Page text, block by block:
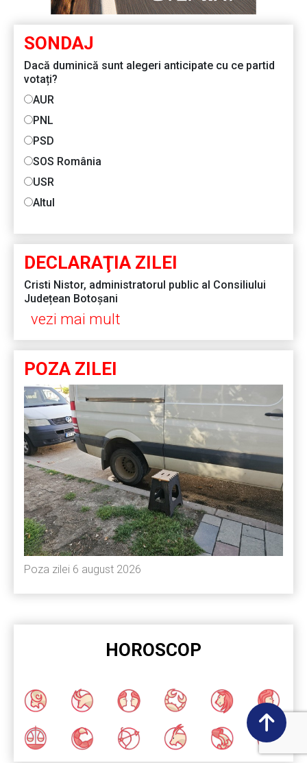
SONDAJ
Dacă duminică sunt alegeri anticipate cu ce partid
votați?
AUR
PNL
PSD
SOS România
USR
Altul
DECLARAŢIA ZILEI
Cristi Nistor, administratorul public al Consiliului
Județean Botoșani
vezi mai mult
POZA ZILEI
Poza zilei 6 august 2026
HOROSCOP